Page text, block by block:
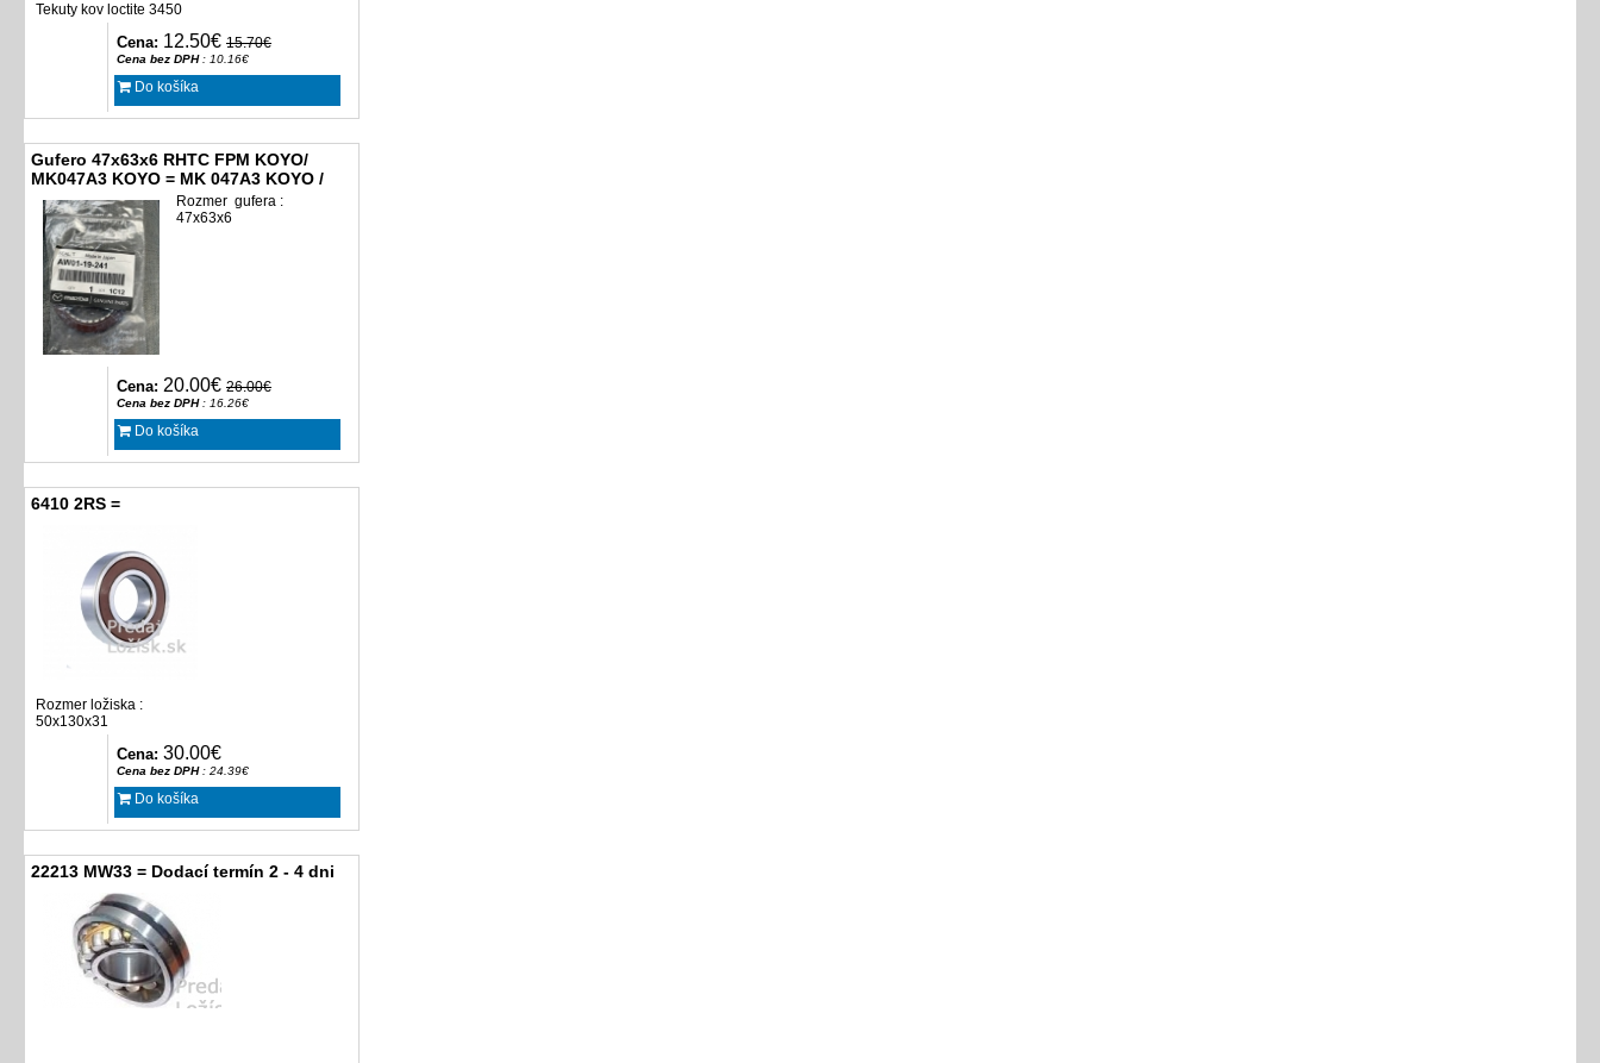
Tekuty kov loctite 3450
Cena: 12.50€ 15.70€
Cena bez DPH: 10.16€
Do košíka
Gufero 47x63x6 RHTC FPM KOYO/
MK047A3 KOYO = MK 047A3 KOYO /
Rozmer gufera :
47x63x6
Cena: 20.00€ 26.00€
Cena bez DPH: 16.26€
Do košíka
6410 2RS =
Rozmer ložiska :
50x130x31
Cena: 30.00€
Cena bez DPH: 24.39€
Do košíka
22213 MW33 = Dodací termín 2 - 4 dni